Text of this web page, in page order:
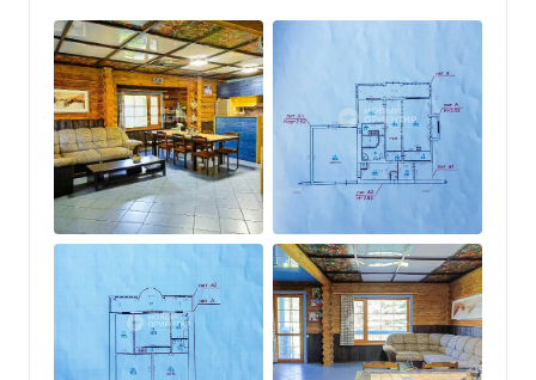
- Гардеробная с окном
Дом продается с мебелью и полностью готов к
проживанию.
### Условия жизни:
- Участок граничит с живописным лесом, что
обеспечивает чистую воду из скважины и свежий
воздух.
- Часть участка занимает смешанный лес,
остальная часть – газон и плодовые кустарники.
### Инфраструктура: Поселок Северка находится
в административном Железнодорожном районе